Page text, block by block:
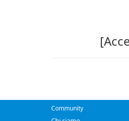
Community